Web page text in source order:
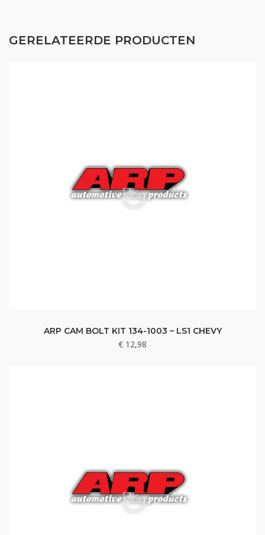
GERELATEERDE PRODUCTEN
ARP CAM BOLT KIT 134-1003 – LS1 CHEVY
€ 12,98